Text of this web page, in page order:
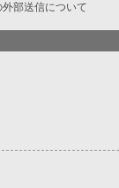
部送信について